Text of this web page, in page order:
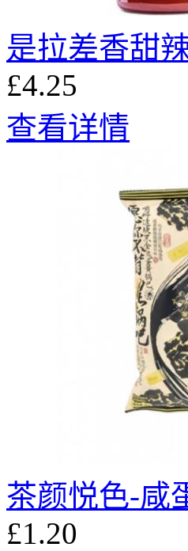
是拉差香甜
£4.25
查看详情
茶颜悦色-咸
£1.20